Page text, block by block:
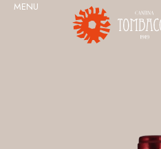
MENU